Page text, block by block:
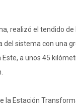
realizó el tendido de
sistema con una
a unos 45
la Estación